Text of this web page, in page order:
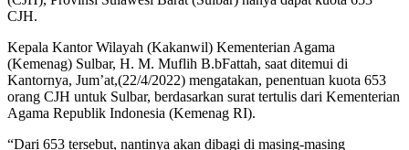
CJH.
Kepala Kantor Wilayah (Kakanwil) Kementerian Agama
(Kemenag) Sulbar, H. M. Muflih B.bFattah, saat ditemui di
Kantornya, Jum’at,(22/4/2022) mengatakan, penentuan kuota 653
orang CJH untuk Sulbar, berdasarkan surat tertulis dari Kementerian
Agama Republik Indonesia (Kemenag RI).
“Dari 653 tersebut, nantinya akan dibagi di masing-masing